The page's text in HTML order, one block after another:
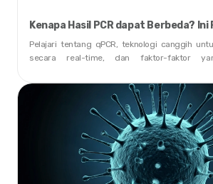
Kenapa Hasil PCR dapat Berbeda? Ini
Pelajari tentang qPCR, teknologi canggih
secara real-time, dan faktor-faktor